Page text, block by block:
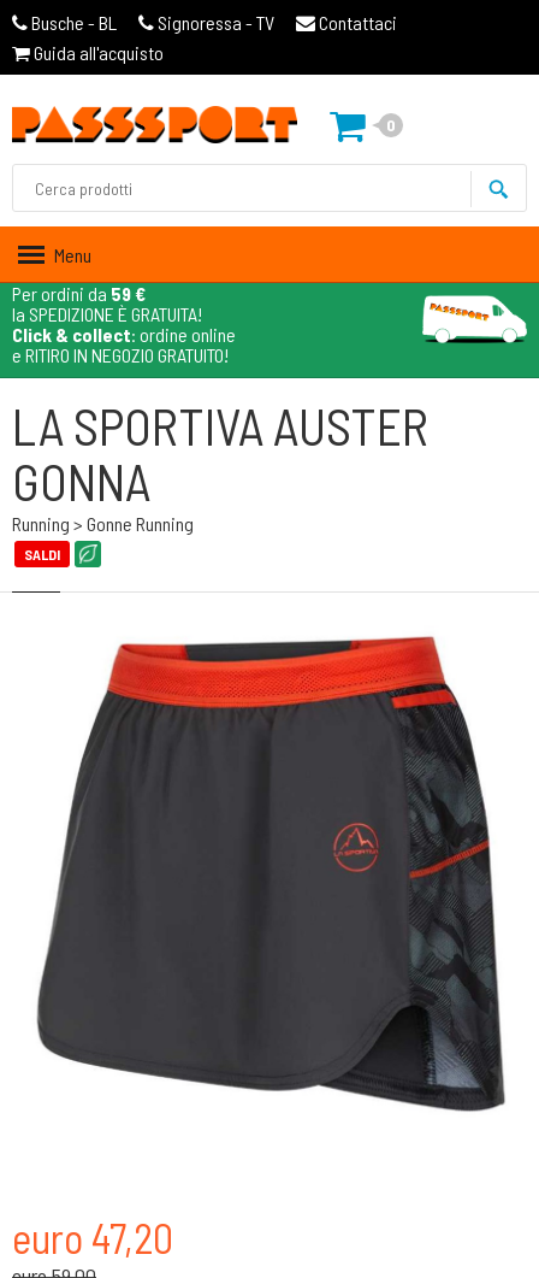
Busche - BL Signoressa - TV
Contattaci
Guida all'acquisto
0
Menu
Per ordini da 59 €
la SPEDIZIONE È GRATUITA!
Click & collect: ordine online
e RITIRO IN NEGOZIO GRATUITO!
LA SPORTIVA AUSTER
GONNA
Running > Gonne Running
SALDI
euro 47,20